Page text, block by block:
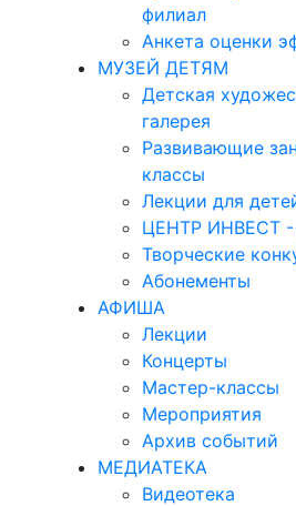
филиал
Анкета оценки
МУЗЕЙ ДЕТЯМ
Детская
галерея
Развивающие
классы
Лекции для
ЦЕНТР ИНВЕСТ -
Творческие
Абонементы
АФИША
Лекции
Концерты
Мастер-классы
Мероприятия
Архив событий
МЕДИАТЕКА
Видеотека